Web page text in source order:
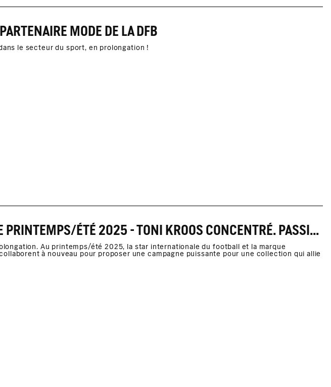
MODE DE LA DFB
le secteur du sport, en prolongation !
INFORMATIONS DE PRESSE PRINTEMPS/ÉTÉ 2025 - TONI KROOS CONCENTRÉ. PASSIONNÉ. AUTHENTIQUE.
Au printemps/été 2025, la star internationale du football et la marque
à nouveau pour proposer une campagne puissante pour une collection qui allie